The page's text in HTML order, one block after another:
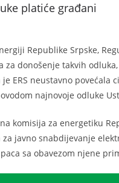
platiće građani
Republike Srpske,
donošenje takvih
ERS neustavno
najnovoje odluke
komisija za energetiku
javno snabdijevanje
sa obavezom njene